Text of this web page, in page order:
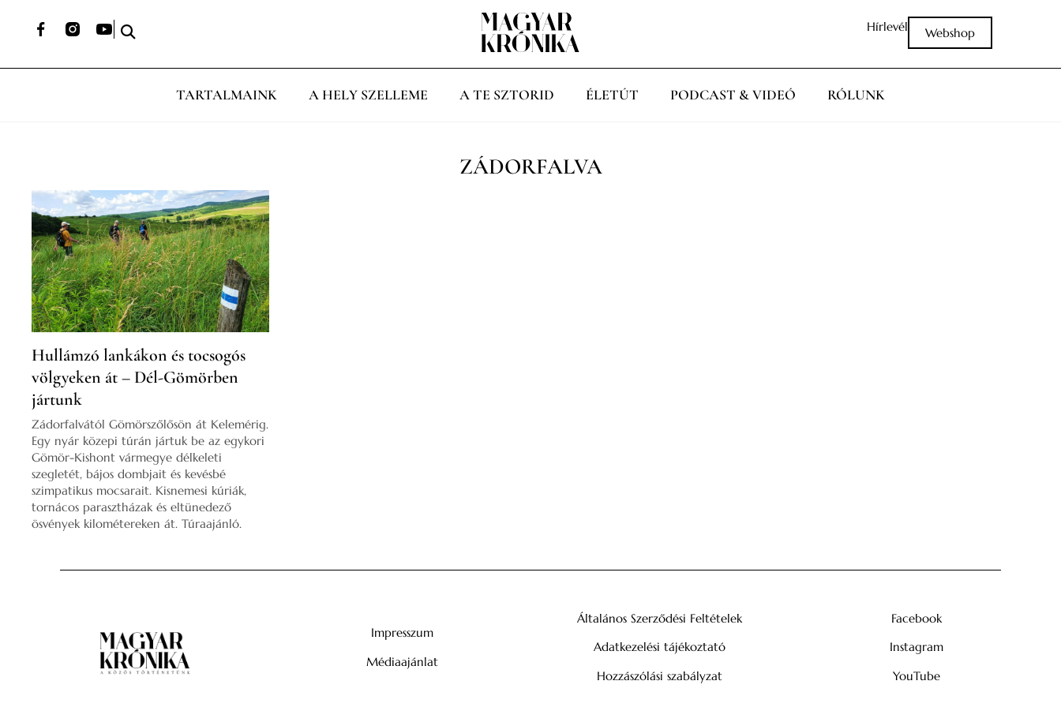
Hírlevél Webshop
TARTALMAINK A HELY SZELLEME A TE SZTORID ÉLETÚT PODCAST & VIDEÓ RÓLUNK
ZÁDORFALVA
Hullámzó lankákon és tocsogós
völgyeken át – Dél-Gömörben
jártunk
Zádorfalvától Gömörszőlősön át Kelemérig.
Egy nyár közepi túrán jártuk be az egykori
Gömör-Kishont vármegye délkeleti
szegletét, bájos dombjait és kevésbé
szimpatikus mocsarait. Kisnemesi kúriák,
tornácos parasztházak és eltünedező
ösvények kilométereken át. Túraajánló.
Impresszum
Médiaajánlat
Általános Szerződési Feltételek
Adatkezelési tájékoztató
Hozzászólási szabályzat
Facebook
Instagram
YouTube